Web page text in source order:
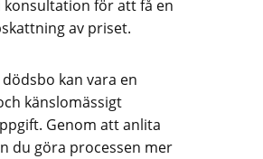
konsultation för att få en
av priset.
kan vara en
känslomässigt
Genom att anlita
du göra processen mer